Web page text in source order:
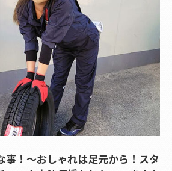
事！～おしゃれは足元から！スタ